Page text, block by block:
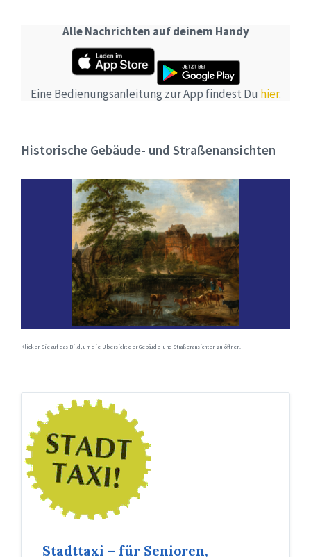
Alle Nachrichten auf deinem Handy
Eine Bedienungsanleitung zur App findest Du hier.
Historische Gebäude- und Straßenansichten
Klicken Sie auf das Bild, um die Übersicht der Gebäude- und Straßenansichten zu öffnen.
Stadttaxi – für Senioren,